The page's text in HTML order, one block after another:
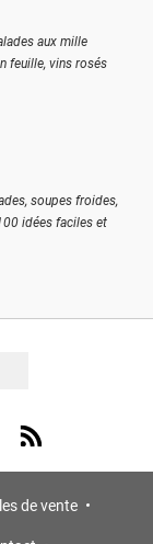
aux mille
feuille, vins rosés
soupes froides,
idées faciles et
on Tiktok
Visit us on Rss
de vente